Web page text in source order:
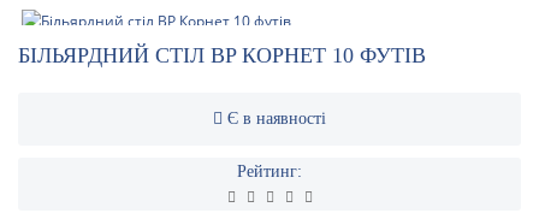
БІЛЬЯРДНИЙ СТІЛ BP КОРНЕТ 10 ФУТІВ
Є в наявності
Рейтинг: